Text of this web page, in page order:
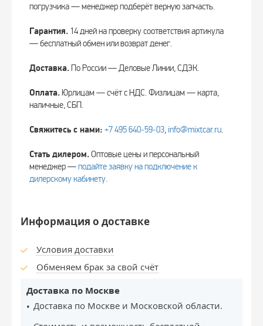
погрузчика — менеджер подберёт верную запчасть.
Гарантия. 14 дней на проверку соответствия артикула
— бесплатный обмен или возврат денег.
Доставка.По России — Деловые Линии, СДЭК.
Оплата. Юрлицам — счёт с НДС. Физлицам — карта,
наличные, СБП.
Свяжитесь с нами: +7 495 640‑59‑03, info@mixtcar.ru.
Стать дилером.Оптовые цены и персональный
менеджер —подайте заявку на подключение к
дилерскому кабинету.
Информация о доставке
Условия доставки
Обменяем брак за свой счёт
Доставка по Москве
Доставка по Москве и Московской области.